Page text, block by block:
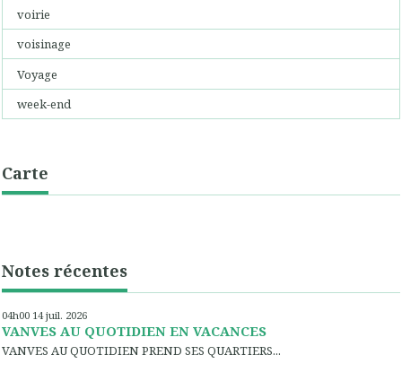
voirie
voisinage
Voyage
week-end
Carte
Notes récentes
04h00 14 juil. 2026
VANVES AU QUOTIDIEN EN VACANCES
VANVES AU QUOTIDIEN PREND SES QUARTIERS...